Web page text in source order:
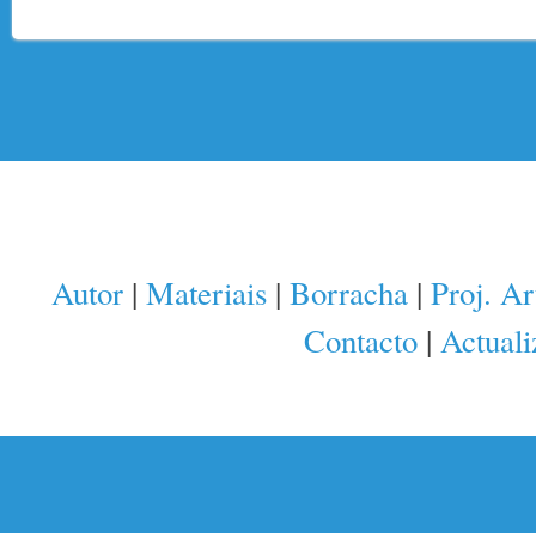
Autor |Materiais |Borracha |Proj.
Contacto |